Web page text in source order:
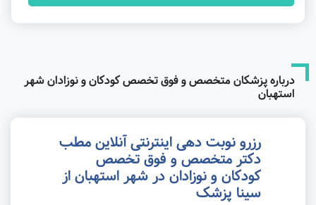
درباره پزشکان متخصص و فوق تخصص کودکان و نوزادان شهر
استهبان
رزرو نوبت دهی اینترنتی آنلاین مطب
دکتر متخصص و فوق تخصص
کودکان و نوزادان در شهر استهبان از
سینا پزشک